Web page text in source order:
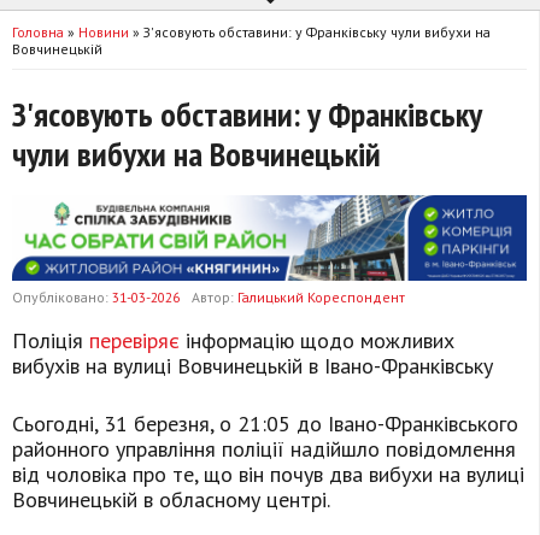
Головна » Новини » З'ясовують обставини: у Франківську чули вибухи на
Вовчинецькій
З'ясовують обставини: у Франківську
чули вибухи на Вовчинецькій
Опубліковано: 31-03-2026 Автор: Галицький Кореспондент
Поліція перевіряє інформацію щодо можливих
вибухів на вулиці Вовчинецькій в Івано-Франківську
Сьогодні, 31 березня, о 21:05 до Івано-Франківського
районного управління поліції надійшло повідомлення
від чоловіка про те, що він почув два вибухи на вулиці
Вовчинецькій в обласному центрі.